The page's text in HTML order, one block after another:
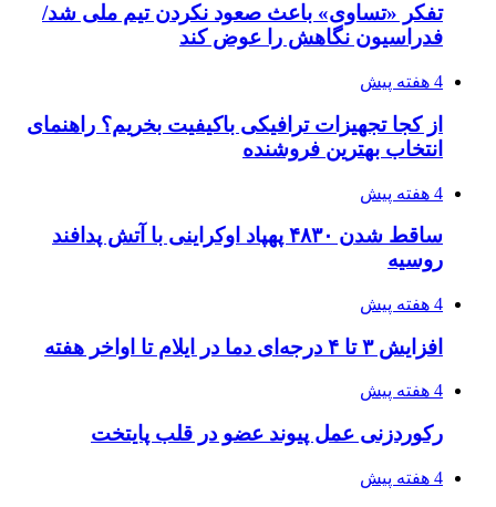
تفکر «تساوی» باعث صعود نکردن تیم ملی شد/
فدراسیون نگاهش را عوض کند
4 هفته پیش
از کجا تجهیزات ترافیکی باکیفیت بخریم؟ راهنمای
انتخاب بهترین فروشنده
4 هفته پیش
ساقط شدن ۴۸۳۰ پهپاد اوکراینی با آتش پدافند
روسیه
4 هفته پیش
افزایش ۳ تا ۴ درجه‌ای دما در ایلام تا اواخر هفته
4 هفته پیش
رکوردزنی عمل پیوند عضو در قلب پایتخت
4 هفته پیش